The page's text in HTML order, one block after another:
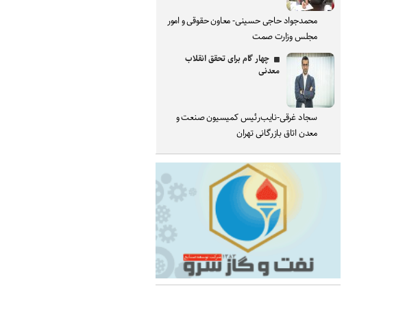
محمدجواد حاجی حسینی- معاون حقوقی و امور
مجلس وزارت صمت
چهار گام برای تحقق انقلاب
معدنی
سجاد غرقی-نایب‌رئیس کمیسیون صنعت و
معدن اتاق بازرگانی تهران